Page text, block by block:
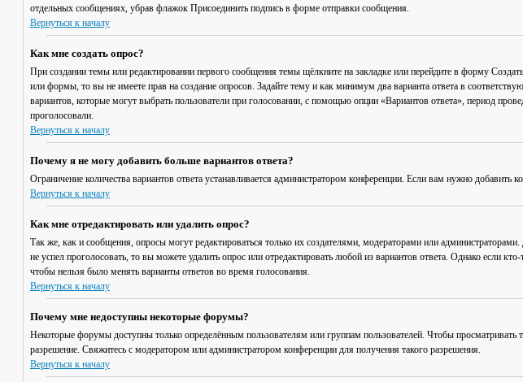
отдельных сообщениях, убрав флажок Присоединить подпись в форме отправки сообщения.
Вернуться к началу
Как мне создать опрос?
При создании темы или редактировании первого сообщения темы щёлкните на закладке или перейдите в форму
или формы, то вы не имеете прав на создание опросов. Задайте тему и как минимум два варианта ответа в
вариантов, которые могут выбрать пользователи при голосовании, с помощью опции «Вариантов ответа», период
проголосовали.
Вернуться к началу
Почему я не могу добавить больше вариантов ответа?
Ограничение количества вариантов ответа устанавливается администратором конференции. Если вам нужно
Вернуться к началу
Как мне отредактировать или удалить опрос?
Так же, как и сообщения, опросы могут редактироваться только их создателями, модераторами или
не успел проголосовать, то вы можете удалить опрос или отредактировать любой из вариантов ответа. Однако если
чтобы нельзя было менять варианты ответов во время голосования.
Вернуться к началу
Почему мне недоступны некоторые форумы?
Некоторые форумы доступны только определённым пользователям или группам пользователей. Чтобы
разрешение. Свяжитесь с модератором или администратором конференции для получения такого разрешения.
Вернуться к началу